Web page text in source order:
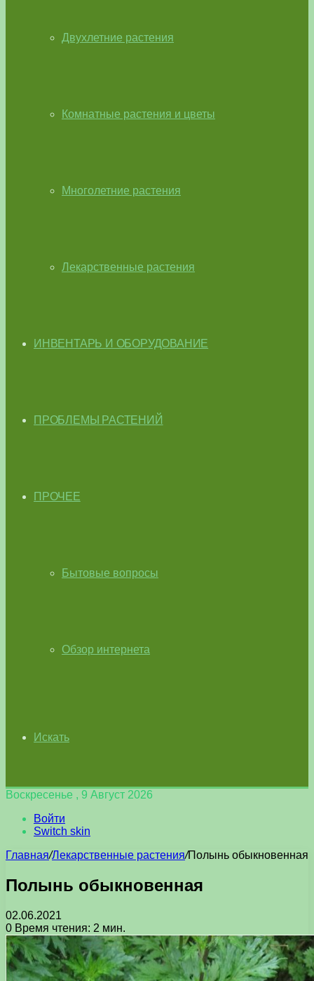
Двухлетние растения
Комнатные растения и цветы
Многолетние растения
Лекарственные растения
ИНВЕНТАРЬ И ОБОРУДОВАНИЕ
ПРОБЛЕМЫ РАСТЕНИЙ
ПРОЧЕЕ
Бытовые вопросы
Обзор интернета
Искать
Воскресенье , 9 Август 2026
Войти
Switch skin
Главная/Лекарственные растения/Полынь обыкновенная
Полынь обыкновенная
02.06.2021
0 Время чтения: 2 мин.